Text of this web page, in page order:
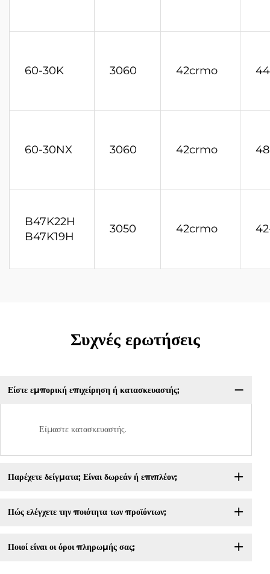
60-30K 3060 42crmo
60-30NX 3060 42crmo
B47K22H
B47K19H
3050 42crmo
Συχνές ερωτήσεις
Είστε εμπορική επιχείρηση ή κατασκευαστής;
Είμαστε κατασκευαστής.
Παρέχετε δείγματα; Είναι δωρεάν ή επιπλέον;
Πώς ελέγχετε την ποιότητα των προϊόντων;
Ποιοί είναι οι όροι πληρωμής σας;